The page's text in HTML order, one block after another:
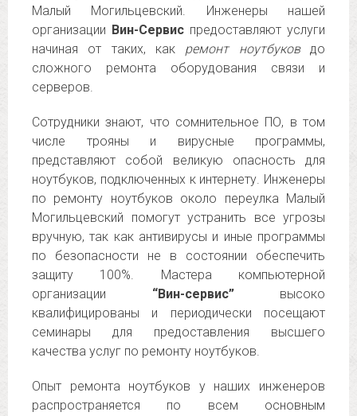
Малый Могильцевский. Инженеры нашей
организации Вин-Сервис предоставляют услуги
начиная от таких, как ремонт ноутбуковдо
сложного ремонта оборудования связи и
серверов.
Сотрудники знают, что сомнительное ПО, в том
числе трояны и вирусные программы,
представляют собой великую опасность для
ноутбуков, подключенных к интернету. Инженеры
по ремонту ноутбуков около переулка Малый
Могильцевский помогут устранить все угрозы
вручную, так как антивирусы и иные программы
по безопасности не в состоянии обеспечить
защиту 100%. Мастера компьютерной
организации “Вин-сервис”высоко
квалифицированы и периодически посещают
семинары для предоставления высшего
качества услуг по ремонту ноутбуков.
Опыт ремонта ноутбуков у наших инженеров
распространяется по всем основным